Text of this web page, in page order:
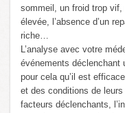
sommeil, un froid trop
élevée, l’absence d’un
riche…
L’analyse avec votre
événements déclenchant
pour cela qu’il est
et des conditions de
facteurs déclenchants,